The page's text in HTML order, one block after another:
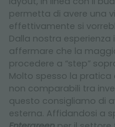
permetta di avere una
effettivamente si
Dalla nostra
affermare che la
procedere a “step”
Molto spesso la pratica
non comparabili tra
questo consigliamo di
esterna. Affidandosi a